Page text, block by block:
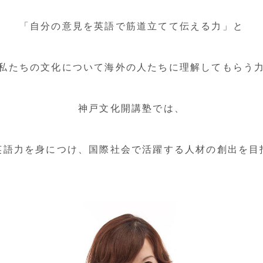
「自分の意見を英語で筋道立てて伝える力」と
私たちの文化について海外の人たちに理解してもらう力
神戸文化開講塾では、
力を身につけ、国際社会で活躍する人材の創出を目